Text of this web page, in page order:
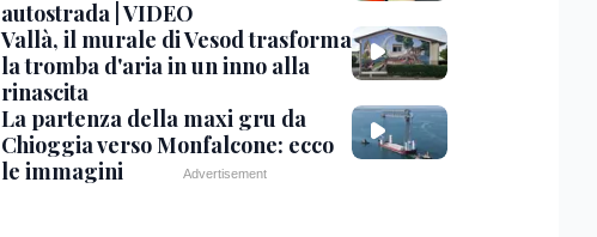
autostrada | VIDEO
Vallà, il murale di Vesod trasforma
la tromba d'aria in un inno alla
rinascita
La partenza della maxi gru da
Chioggia verso Monfalcone: ecco
le immagini